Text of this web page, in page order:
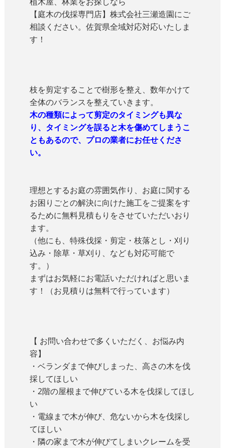
【庭木の伐採専門店】株式会社三瀬造園にご
相談ください。佐賀県全域対応対応いたしま
す！
枝を剪定することで樹形を整え、数年かけて
全体のバランスを整えていきます。
木の種類によって剪定のタイミングも異な
り、タイミングを誤ると木を傷めてしまうこ
ともあるので、プロの業者にお任せくださ
い。
理想とするお庭の雰囲気作り、お庭に関する
お困りごとの解決に向けた施工をご提案をす
るために無料見積もりをさせていただいおり
ます。
（他にも、特殊伐採・剪定・枝落とし・刈り
込み・除草・草刈り、なども対応可能で
す。）
まずはお気軽にお電話いただければと思いま
す！（お見積りは無料で行っています）
【 お問い合わせで多くいただく、お悩み内
容】
・ベランダまで伸びしまった、高さの木を伐
採してほしい
・2階の屋根まで伸びている木を伐採してほし
い
・電線まで木が伸び、危ないから木を伐採し
てほしい
・隣の家まで木が伸びてしまいクレームを受